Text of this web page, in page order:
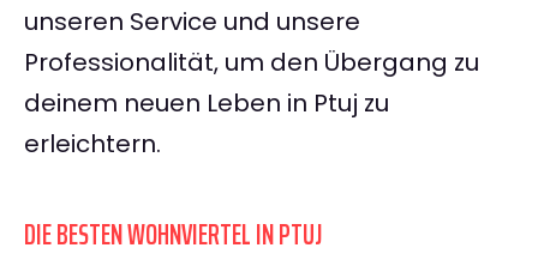
unseren Service und unsere
Professionalität, um den Übergang zu
deinem neuen Leben in Ptuj zu
erleichtern.
DIE BESTEN WOHNVIERTEL IN PTUJ